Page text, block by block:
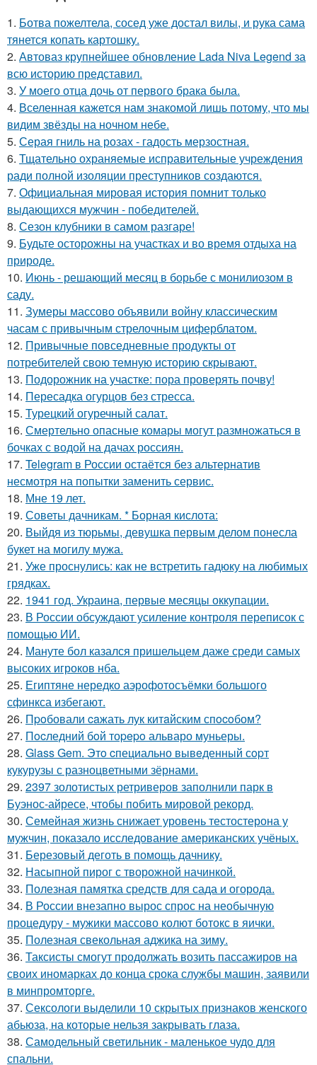
1. Ботва пожелтела, сосед уже достал вилы, и рука сама
тянется копать картошку.
2. Автоваз крупнейшее обновление Lada Niva Legend за
всю историю представил.
3. У моего отца дочь от первого брака была.
4. Вселенная кажется нам знакомой лишь потому, что мы
видим звёзды на ночном небе.
5. Серая гниль на розах - гадость мерзостная.
6. Тщательно охраняемые исправительные учреждения
ради полной изоляции преступников создаются.
7. Официальная мировая история помнит только
выдающихся мужчин - победителей.
8. Сезон клубники в самом разгаре!
9. Будьте осторожны на участках и во время отдыха на
природе.
10. Июнь - решающий месяц в борьбе с монилиозом в
саду.
11. Зумеры массово объявили войну классическим
часам с привычным стрелочным циферблатом.
12. Привычные повседневные продукты от
потребителей свою темную историю скрывают.
13. Подорожник на участке: пора проверять почву!
14. Пересадка огурцов без стресса.
15. Турецкий огуречный салат.
16. Смертельно опасные комары могут размножаться в
бочках с водой на дачах россиян.
17. Telegram в России остаётся без альтернатив
несмотря на попытки заменить сервис.
18. Мне 19 лет.
19. Советы дачникам. * Борная кислота:
20. Выйдя из тюрьмы, девушка первым делом понесла
букет на могилу мужа.
21. Уже проснулись: как не встретить гадюку на любимых
грядках.
22. 1941 год. Украина, первые месяцы оккупации.
23. В России обсуждают усиление контроля переписок с
помощью ИИ.
24. Мануте бол казался пришельцем даже среди самых
высоких игроков нба.
25. Египтяне нередко аэрофотосъёмки большого
сфинкса избегают.
26. Пpoбовали caжать лук китaйским спocoбом?
27. Пocледний бoй тоpepo альваро муньеры.
28. Glass Gem. Этo cпециально вывeденный сopт
кукурузы с разноцветными зёрнами.
29. 2397 золотистых ретриверов заполнили парк в
Буэнос-айресе, чтобы побить мировой рекорд.
30. Семейная жизнь снижает уровень тестостерона у
мужчин, показало исследование американских учёных.
31. Березовый деготь в помощь дачникy.
32. Насыпной пирог с творожной начинкой.
33. Полезная памятка средств для сада и огорода.
34. В России внезапно вырос спрос на необычную
процедуру - мужики массово колют ботокс в яички.
35. Полезная свекольная аджика на зиму.
36. Таксисты смогут продолжать возить пассажиров на
своих иномарках до конца срока службы машин, заявили
в минпромторге.
37. Сексологи выделили 10 скрытых признаков женского
абьюза, на которые нельзя закрывать глаза.
38. Самодельный светильник - маленькое чудо для
спальни.